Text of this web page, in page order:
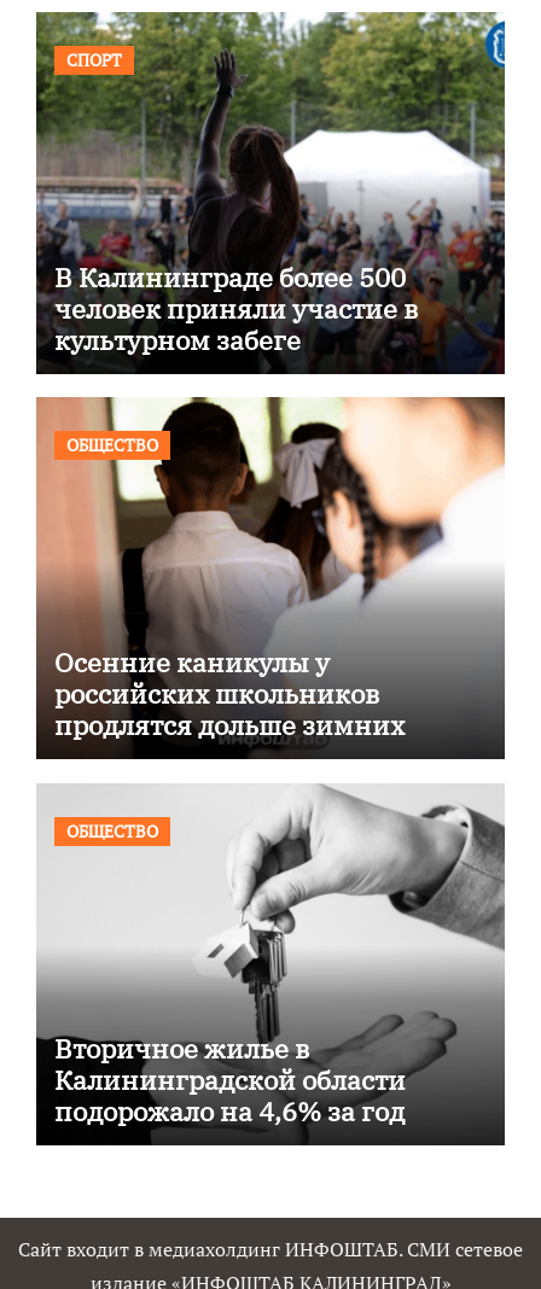
СПОРТ
В Калининграде более 500
человек приняли участие в
культурном забеге
ОБЩЕСТВО
Осенние каникулы у
российских школьников
продлятся дольше зимних
ОБЩЕСТВО
Вторичное жилье в
Калининградской области
подорожало на 4,6% за год
Сайт входит в медиахолдинг ИНФОШТАБ. СМИ сетевое
издание «ИНФОШТАБ КАЛИНИНГРАД»